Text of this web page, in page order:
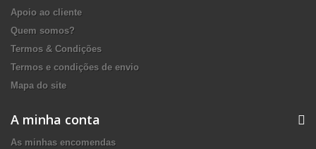
Apoio ao cliente
Quem somos?
Termos & Condições
Termos e condições de envio
Mapa do site
A minha conta
As minhas encomendas